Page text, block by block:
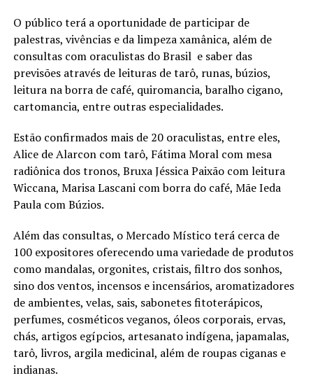
O público terá a oportunidade de participar de
palestras, vivências e da limpeza xamânica, além de
consultas com oraculistas do Brasil e saber das
previsões através de leituras de tarô, runas, búzios,
leitura na borra de café, quiromancia, baralho cigano,
cartomancia, entre outras especialidades.
Estão confirmados mais de 20 oraculistas, entre eles,
Alice de Alarcon com tarô, Fátima Moral com mesa
radiônica dos tronos, Bruxa Jéssica Paixão com leitura
Wiccana, Marisa Lascani com borra do café, Mãe Ieda
Paula com Búzios.
Além das consultas, o Mercado Místico terá cerca de
100 expositores oferecendo uma variedade de produtos
como mandalas, orgonites, cristais, filtro dos sonhos,
sino dos ventos, incensos e incensários, aromatizadores
de ambientes, velas, sais, sabonetes fitoterápicos,
perfumes, cosméticos veganos, óleos corporais, ervas,
chás, artigos egípcios, artesanato indígena, japamalas,
tarô, livros, argila medicinal, além de roupas ciganas e
indianas.